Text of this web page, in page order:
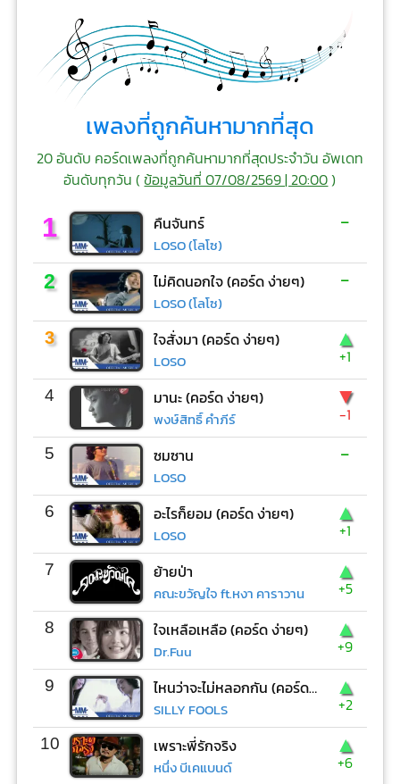
เพลงที่ถูกค้นหามากที่สุด
20 อันดับ คอร์ดเพลงที่ถูกค้นหามากที่สุดประจำวัน อัพเดท
อันดับทุกวัน (ข้อมูลวันที่ 07/08/2569 | 20:00)
1 คืนจันทร์
LOSO (โลโซ)
-
2 ไม่คิดนอกใจ (คอร์ด ง่ายๆ)
LOSO (โลโซ)
-
3 ใจสั่งมา (คอร์ด ง่ายๆ)
LOSO
▲
+1
4 มานะ (คอร์ด ง่ายๆ)
พงษ์สิทธิ์ คำภีร์
▼
-1
5 ซมซาน
LOSO
-
6 อะไรก็ยอม (คอร์ด ง่ายๆ)
LOSO
▲
+1
7 ย้ายป่า
คณะขวัญใจ ft.หงา คาราวาน
▲
+5
8 ใจเหลือเหลือ (คอร์ด ง่ายๆ)
Dr.Fuu
▲
+9
9 ไหนว่าจะไม่หลอกกัน (คอร์ด ง่ายๆ)
SILLY FOOLS
▲
+2
10 เพราะพี่รักจริง
หนึ่ง บีเคแบนด์
▲
+6